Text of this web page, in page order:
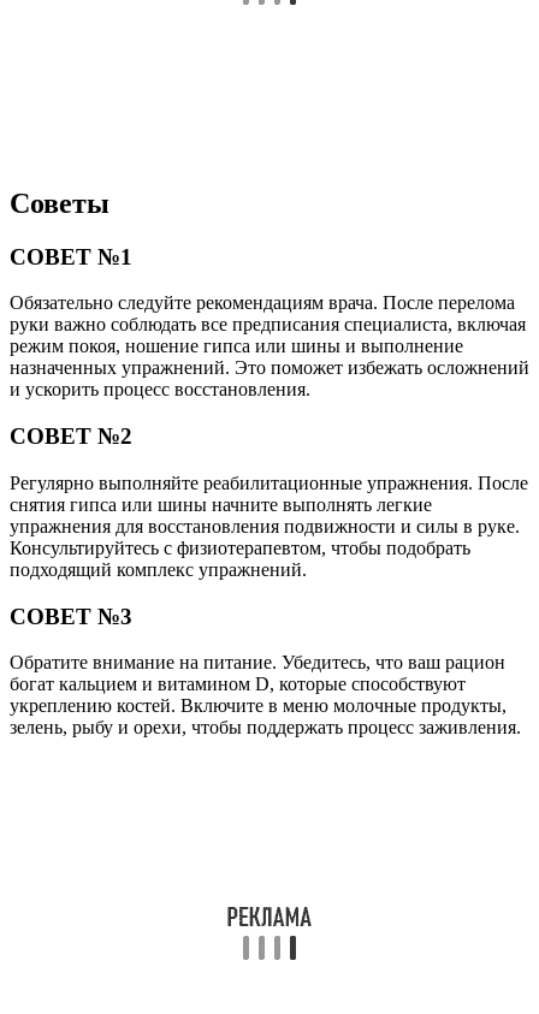
Советы
СОВЕТ №1
Обязательно следуйте рекомендациям врача. После перелома
руки важно соблюдать все предписания специалиста, включая
режим покоя, ношение гипса или шины и выполнение
назначенных упражнений. Это поможет избежать осложнений
и ускорить процесс восстановления.
СОВЕТ №2
Регулярно выполняйте реабилитационные упражнения. После
снятия гипса или шины начните выполнять легкие
упражнения для восстановления подвижности и силы в руке.
Консультируйтесь с физиотерапевтом, чтобы подобрать
подходящий комплекс упражнений.
СОВЕТ №3
Обратите внимание на питание. Убедитесь, что ваш рацион
богат кальцием и витамином D, которые способствуют
укреплению костей. Включите в меню молочные продукты,
зелень, рыбу и орехи, чтобы поддержать процесс заживления.